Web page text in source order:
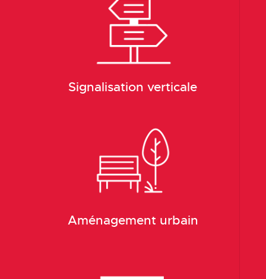
Signalisation verticale
Aménagement urbain